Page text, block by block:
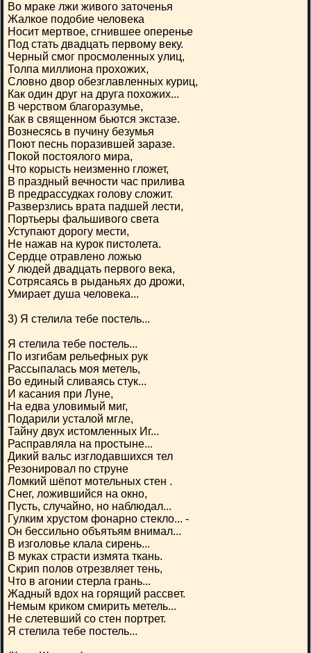
Во мраке лжи живого заточенья
Жалкое подобие человека
Носит мертвое, сгнившее оперенье
Под стать двадцать первому веку.
Черный смог просмоленных улиц,
Толпа миллиона прохожих,
Словно двор обезглавленных куриц,
Как один друг на друга похожих...
В черством благоразумье,
Как в священном бьются экстазе.
Вознесясь в пучину безумья
Поют песнь поразившей заразе.
Покой постоялого мира,
Что корысть неизменно гложет,
В праздный вечности час прилива
В предрассудках голову сложит.
Разверзлись врата падшей лести,
Портьеры фальшивого света
Уступают дорогу мести,
Не нажав на курок пистолета.
Сердце отравлено ложью
У людей двадцать первого века,
Сотрясаясь в рыданьях до дрожи,
Умирает душа человека...
3) Я стелила тебе постель...
Я стелила тебе постель...
По изгибам рельефных рук
Рассыпалась моя метель,
Во единый сливаясь стук...
И касания при Луне,
На едва уловимый миг,
Подарили усталой мгле,
Тайну двух истомленных Иг...
Расправляла на простыне...
Дикий вальс изглодавшихся тел
Резонировал по струне
Ломкий шёпот мотельных стен .
Снег, ложившийся на окно,
Пусть, случайно, но наблюдал...
Гулким хрустом фонарно стекло... -
Он бессильно объятьям внимал...
В изголовье клала сирень...
В муках страсти измята ткань.
Скрип полов отрезвляет тень,
Что в агонии стерла грань...
Жадный вдох на горящий рассвет.
Немым криком смирить метель...
Не слетевший со стен портрет.
Я стелила тебе постель...